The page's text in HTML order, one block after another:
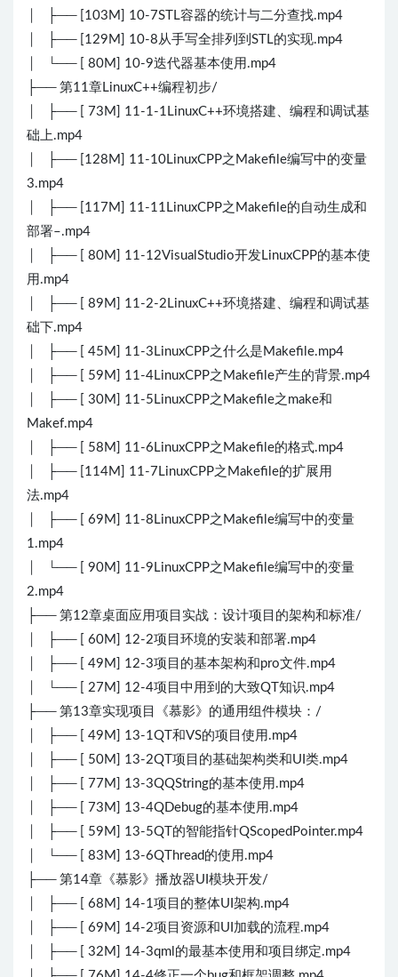
│ ├── [103M] 10-7STL容器的统计与二分查找.mp4
│ ├── [129M] 10-8从手写全排列到STL的实现.mp4
│ └── [ 80M] 10-9迭代器基本使用.mp4
├── 第11章LinuxC++编程初步/
│ ├── [ 73M] 11-1-1LinuxC++环境搭建、编程和调试基
础上.mp4
│ ├── [128M] 11-10LinuxCPP之Makefile编写中的变量
3.mp4
│ ├── [117M] 11-11LinuxCPP之Makefile的自动生成和
部署–.mp4
│ ├── [ 80M] 11-12VisualStudio开发LinuxCPP的基本使
用.mp4
│ ├── [ 89M] 11-2-2LinuxC++环境搭建、编程和调试基
础下.mp4
│ ├── [ 45M] 11-3LinuxCPP之什么是Makefile.mp4
│ ├── [ 59M] 11-4LinuxCPP之Makefile产生的背景.mp4
│ ├── [ 30M] 11-5LinuxCPP之Makefile之make和
Makef.mp4
│ ├── [ 58M] 11-6LinuxCPP之Makefile的格式.mp4
│ ├── [114M] 11-7LinuxCPP之Makefile的扩展用
法.mp4
│ ├── [ 69M] 11-8LinuxCPP之Makefile编写中的变量
1.mp4
│ └── [ 90M] 11-9LinuxCPP之Makefile编写中的变量
2.mp4
├── 第12章桌面应用项目实战：设计项目的架构和标准/
│ ├── [ 60M] 12-2项目环境的安装和部署.mp4
│ ├── [ 49M] 12-3项目的基本架构和pro文件.mp4
│ └── [ 27M] 12-4项目中用到的大致QT知识.mp4
├── 第13章实现项目《慕影》的通用组件模块：/
│ ├── [ 49M] 13-1QT和VS的项目使用.mp4
│ ├── [ 50M] 13-2QT项目的基础架构类和UI类.mp4
│ ├── [ 77M] 13-3QQString的基本使用.mp4
│ ├── [ 73M] 13-4QDebug的基本使用.mp4
│ ├── [ 59M] 13-5QT的智能指针QScopedPointer.mp4
│ └── [ 83M] 13-6QThread的使用.mp4
├── 第14章《慕影》播放器UI模块开发/
│ ├── [ 68M] 14-1项目的整体UI架构.mp4
│ ├── [ 69M] 14-2项目资源和UI加载的流程.mp4
│ ├── [ 32M] 14-3qml的最基本使用和项目绑定.mp4